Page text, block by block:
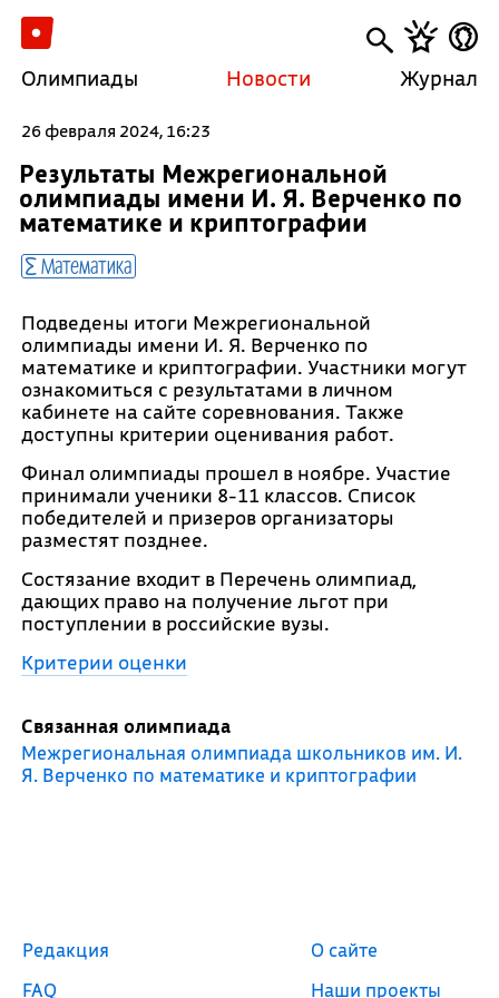
Олимпиады Новости Журнал
26 февраля 2024, 16:23
Результаты Межрегиональной
олимпиады имени И. Я. Верченко по
математике и криптографии
Математика
Подведены итоги Межрегиональной
олимпиады имени И. Я. Верченко по
математике и криптографии. Участники могут
ознакомиться с результатами в личном
кабинете на сайте соревнования. Также
доступны критерии оценивания работ.
Финал олимпиады прошел в ноябре. Участие
принимали ученики 8-11 классов. Список
победителей и призеров организаторы
разместят позднее.
Состязание входит в Перечень олимпиад,
дающих право на получение льгот при
поступлении в российские вузы.
Критерии оценки
Связанная олимпиада
Межрегиональная олимпиада школьников им. И.
Я. Верченко по математике и криптографии
Редакция
FAQ
О сайте
Наши проекты